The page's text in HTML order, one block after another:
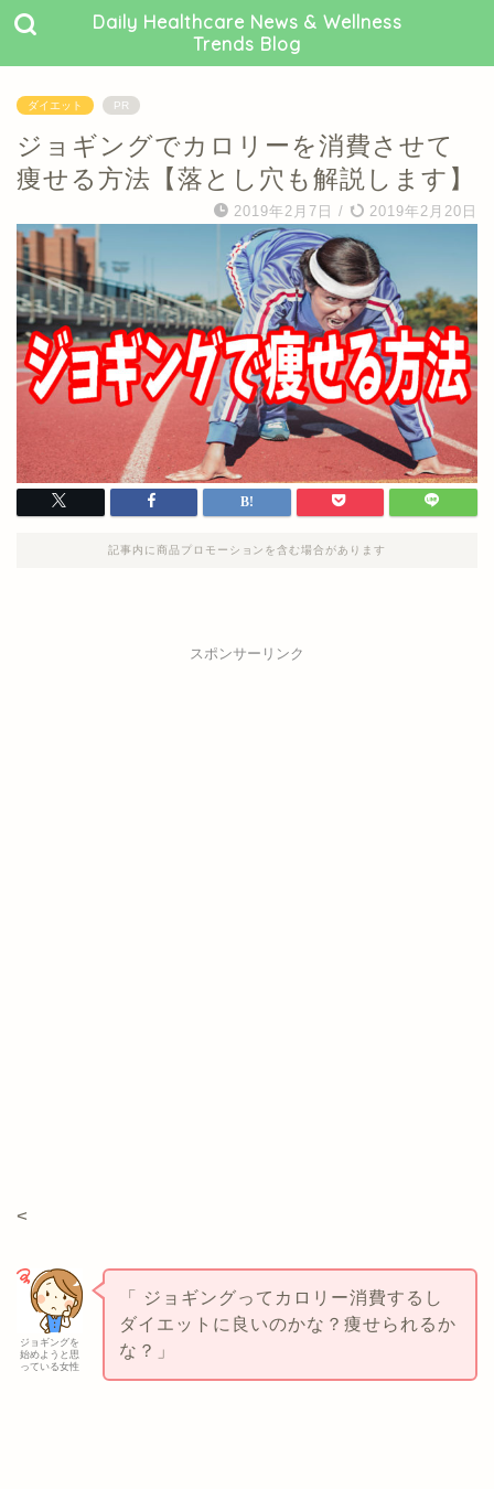
Daily Healthcare News & Wellness
Trends Blog
ダイエット PR
ジョギングでカロリーを消費させて
痩せる方法【落とし穴も解説します】
2019年2月7日 / 2019年2月20日
記事内に商品プロモーションを含む場合があります
スポンサーリンク
<
ジョギングを
始めようと思
っている女性
「 ジョギングってカロリー消費するし
ダイエットに良いのかな？痩せられるか
な？」